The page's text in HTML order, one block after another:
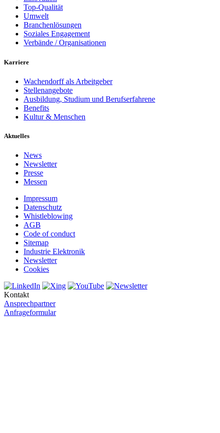
Top-Qualität
Umwelt
Branchenlösungen
Soziales Engagement
Verbände / Organisationen
Karriere
Wachendorff als Arbeitgeber
Stellenangebote
Ausbildung, Studium und Berufserfahrene
Benefits
Kultur & Menschen
Aktuelles
News
Newsletter
Presse
Messen
Impressum
Datenschutz
Whistleblowing
AGB
Code of conduct
Sitemap
Industrie Elektronik
Newsletter
Cookies
Kontakt
Ansprechpartner
Anfrageformular